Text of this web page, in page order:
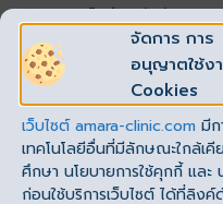
จัดการ การ
อนุญาตใช้ง
Cookies
เว็บไซต์amara-clinic.com มีก
เทคโนโลยีอื่นที่มีลักษณะใกล้เ
ศึกษา นโยบายการใช้คุกกี้ แล
ก่อนใช้บริการเว็บไซต์ ได้ที่ลิงค์
บริการดูดไขมันหน้าท้อง
เปิด
เวลา
โทร. : 062-789-1999